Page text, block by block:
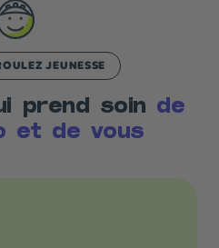
JEUNESSE
prend soin de
et de vous